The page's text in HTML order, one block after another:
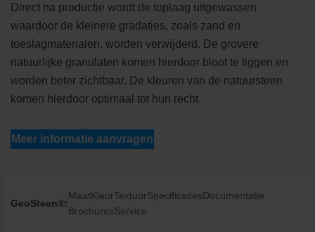
Direct na productie wordt de toplaag uitgewassen
waardoor de kleinere gradaties, zoals zand en
toeslagmaterialen, worden verwijderd. De grovere
natuurlijke granulaten komen hierdoor bloot te liggen en
worden beter zichtbaar. De kleuren van de natuursteen
komen hierdoor optimaal tot hun recht.
Meer informatie aanvragen
GeoSteen®:
MaatKleurTextuurSpecificatiesDocumentatie
BrochuresService